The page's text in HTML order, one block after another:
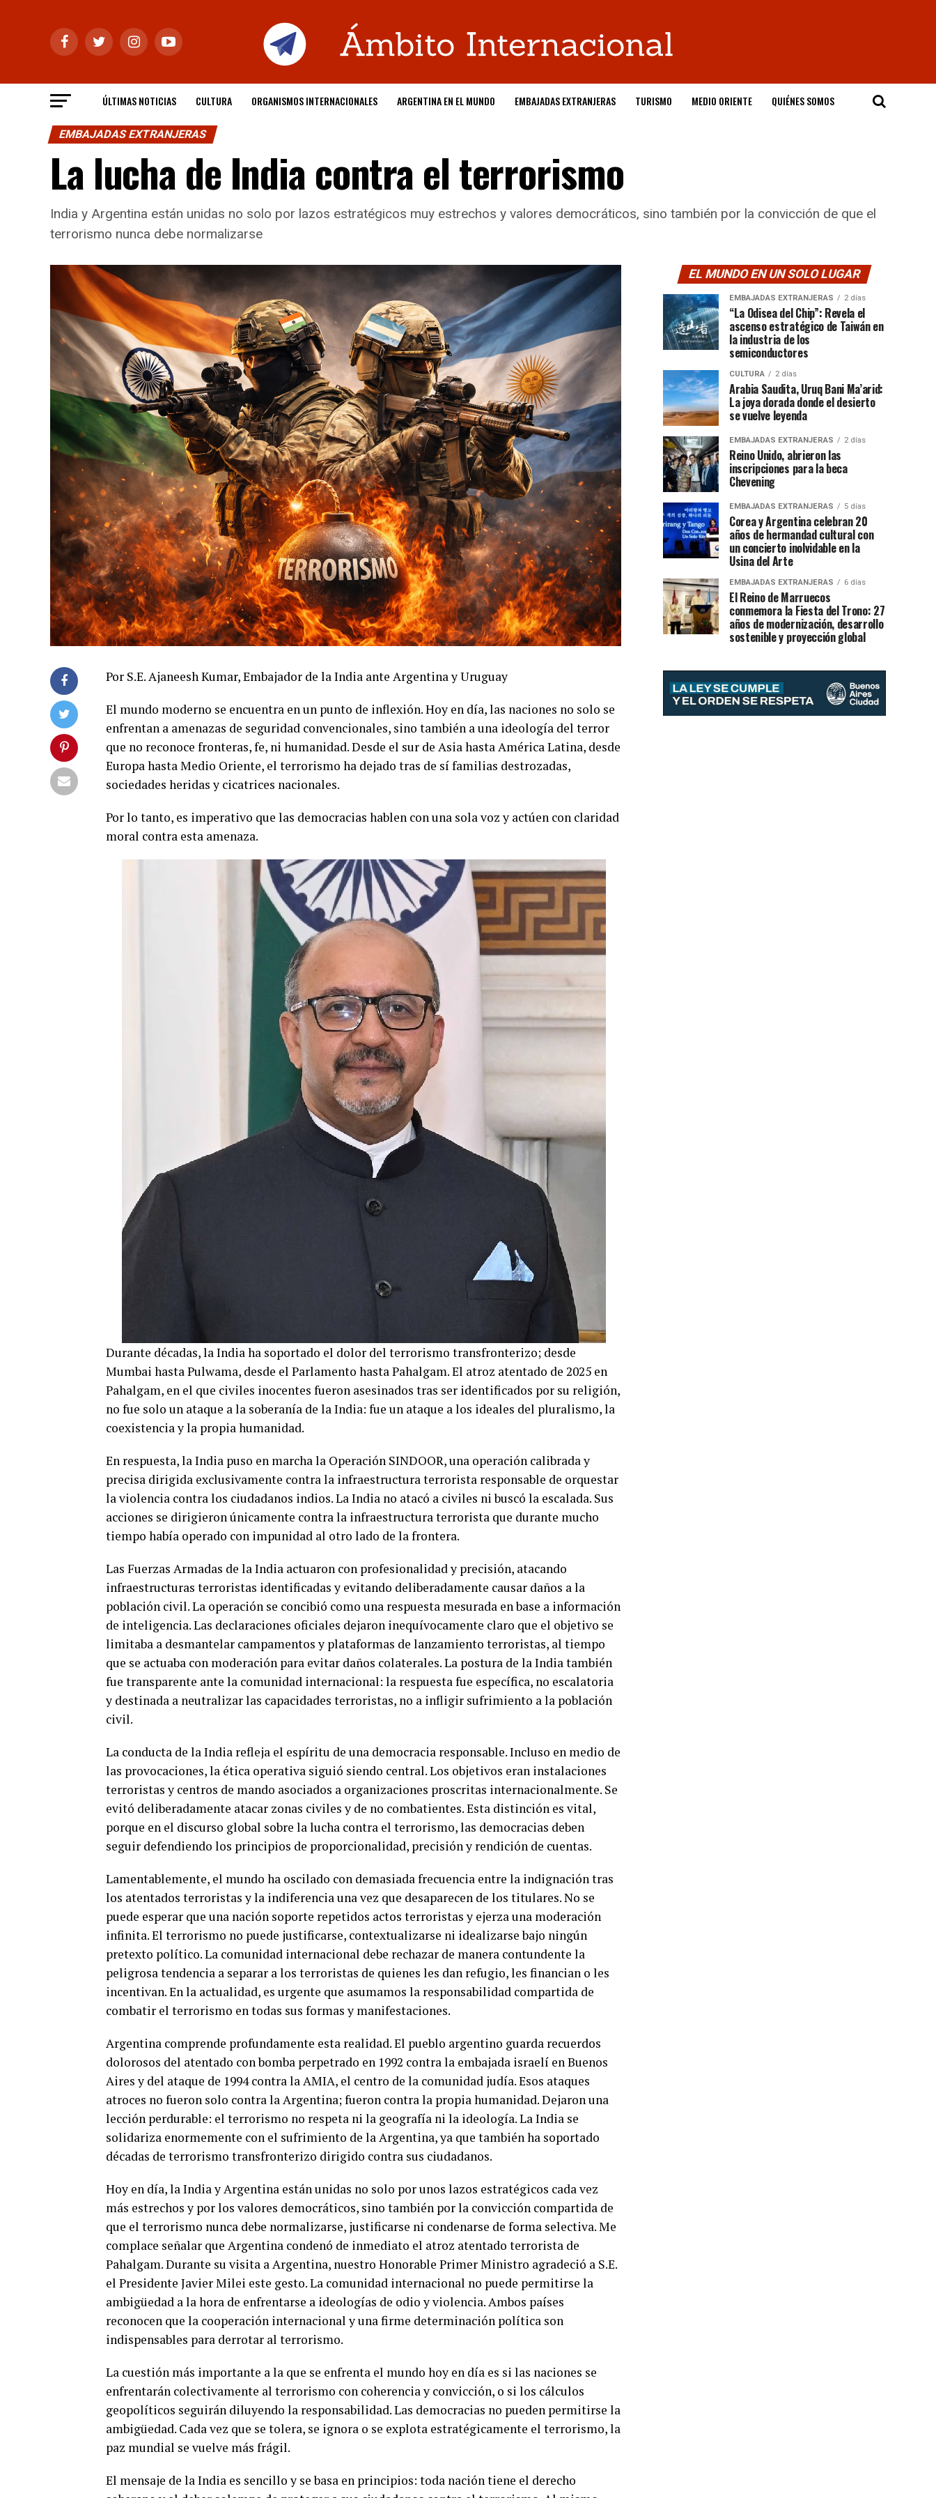
ÚLTIMAS NOTICIAS CULTURA ORGANISMOS INTERNACIONALES ARGENTINA EN EL MUNDO EMBAJADAS EXTRANJERAS TURISMO MEDIO ORIENTE QUIÉNES SOMOS
EMBAJADAS EXTRANJERAS
La lucha de India contra el terrorismo
India y Argentina están unidas no solo por lazos estratégicos muy estrechos y valores democráticos, sino también por la convicción de que el
terrorismo nunca debe normalizarse
Por S.E. Ajaneesh Kumar, Embajador de la India ante Argentina y Uruguay
El mundo moderno se encuentra en un punto de inflexión. Hoy en día, las naciones no solo se
enfrentan a amenazas de seguridad convencionales, sino también a una ideología del terror
que no reconoce fronteras, fe, ni humanidad. Desde el sur de Asia hasta América Latina, desde
Europa hasta Medio Oriente, el terrorismo ha dejado tras de sí familias destrozadas,
sociedades heridas y cicatrices nacionales.
Por lo tanto, es imperativo que las democracias hablen con una sola voz y actúen con claridad
moral contra esta amenaza.
Durante décadas, la India ha soportado el dolor del terrorismo transfronterizo; desde
Mumbai hasta Pulwama, desde el Parlamento hasta Pahalgam. El atroz atentado de 2025 en
Pahalgam, en el que civiles inocentes fueron asesinados tras ser identificados por su religión,
no fue solo un ataque a la soberanía de la India: fue un ataque a los ideales del pluralismo, la
coexistencia y la propia humanidad.
En respuesta, la India puso en marcha la Operación SINDOOR, una operación calibrada y
precisa dirigida exclusivamente contra la infraestructura terrorista responsable de orquestar
la violencia contra los ciudadanos indios. La India no atacó a civiles ni buscó la escalada. Sus
acciones se dirigieron únicamente contra la infraestructura terrorista que durante mucho
tiempo había operado con impunidad al otro lado de la frontera.
Las Fuerzas Armadas de la India actuaron con profesionalidad y precisión, atacando
infraestructuras terroristas identificadas y evitando deliberadamente causar daños a la
población civil. La operación se concibió como una respuesta mesurada en base a información
de inteligencia. Las declaraciones oficiales dejaron inequívocamente claro que el objetivo se
limitaba a desmantelar campamentos y plataformas de lanzamiento terroristas, al tiempo
que se actuaba con moderación para evitar daños colaterales. La postura de la India también
fue transparente ante la comunidad internacional: la respuesta fue específica, no escalatoria
y destinada a neutralizar las capacidades terroristas, no a infligir sufrimiento a la población
civil.
La conducta de la India refleja el espíritu de una democracia responsable. Incluso en medio de
las provocaciones, la ética operativa siguió siendo central. Los objetivos eran instalaciones
terroristas y centros de mando asociados a organizaciones proscritas internacionalmente. Se
evitó deliberadamente atacar zonas civiles y de no combatientes. Esta distinción es vital,
porque en el discurso global sobre la lucha contra el terrorismo, las democracias deben
seguir defendiendo los principios de proporcionalidad, precisión y rendición de cuentas.
Lamentablemente, el mundo ha oscilado con demasiada frecuencia entre la indignación tras
los atentados terroristas y la indiferencia una vez que desaparecen de los titulares. No se
puede esperar que una nación soporte repetidos actos terroristas y ejerza una moderación
infinita. El terrorismo no puede justificarse, contextualizarse ni idealizarse bajo ningún
pretexto político. La comunidad internacional debe rechazar de manera contundente la
peligrosa tendencia a separar a los terroristas de quienes les dan refugio, les financian o les
incentivan. En la actualidad, es urgente que asumamos la responsabilidad compartida de
combatir el terrorismo en todas sus formas y manifestaciones.
Argentina comprende profundamente esta realidad. El pueblo argentino guarda recuerdos
dolorosos del atentado con bomba perpetrado en 1992 contra la embajada israelí en Buenos
Aires y del ataque de 1994 contra la AMIA, el centro de la comunidad judía. Esos ataques
atroces no fueron solo contra la Argentina; fueron contra la propia humanidad. Dejaron una
lección perdurable: el terrorismo no respeta ni la geografía ni la ideología. La India se
solidariza enormemente con el sufrimiento de la Argentina, ya que también ha soportado
décadas de terrorismo transfronterizo dirigido contra sus ciudadanos.
Hoy en día, la India y Argentina están unidas no solo por unos lazos estratégicos cada vez
más estrechos y por los valores democráticos, sino también por la convicción compartida de
que el terrorismo nunca debe normalizarse, justificarse ni condenarse de forma selectiva. Me
complace señalar que Argentina condenó de inmediato el atroz atentado terrorista de
Pahalgam. Durante su visita a Argentina, nuestro Honorable Primer Ministro agradeció a S.E.
el Presidente Javier Milei este gesto. La comunidad internacional no puede permitirse la
ambigüedad a la hora de enfrentarse a ideologías de odio y violencia. Ambos países
reconocen que la cooperación internacional y una firme determinación política son
indispensables para derrotar al terrorismo.
La cuestión más importante a la que se enfrenta el mundo hoy en día es si las naciones se
enfrentarán colectivamente al terrorismo con coherencia y convicción, o si los cálculos
geopolíticos seguirán diluyendo la responsabilidad. Las democracias no pueden permitirse la
ambigüedad. Cada vez que se tolera, se ignora o se explota estratégicamente el terrorismo, la
paz mundial se vuelve más frágil.
El mensaje de la India es sencillo y se basa en principios: toda nación tiene el derecho
EL MUNDO EN UN SOLO LUGAR
EMBAJADAS EXTRANJERAS 2 días
“La Odisea del Chip”: Revela el
ascenso estratégico de Taiwán en
la industria de los
semiconductores
CULTURA 2 días
Arabia Saudita, Uruq Bani Ma’arid:
La joya dorada donde el desierto
se vuelve leyenda
EMBAJADAS EXTRANJERAS 2 días
Reino Unido, abrieron las
inscripciones para la beca
Chevening
EMBAJADAS EXTRANJERAS 5 días
Corea y Argentina celebran 20
años de hermandad cultural con
un concierto inolvidable en la
Usina del Arte
EMBAJADAS EXTRANJERAS 6 días
El Reino de Marruecos
conmemora la Fiesta del Trono: 27
años de modernización, desarrollo
sostenible y proyección global